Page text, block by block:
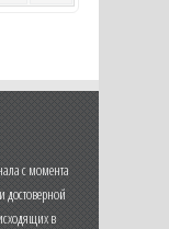
с момента
достоверной
в